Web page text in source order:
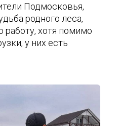
Подмосковья,
родного леса,
работу, хотя помимо
у них есть